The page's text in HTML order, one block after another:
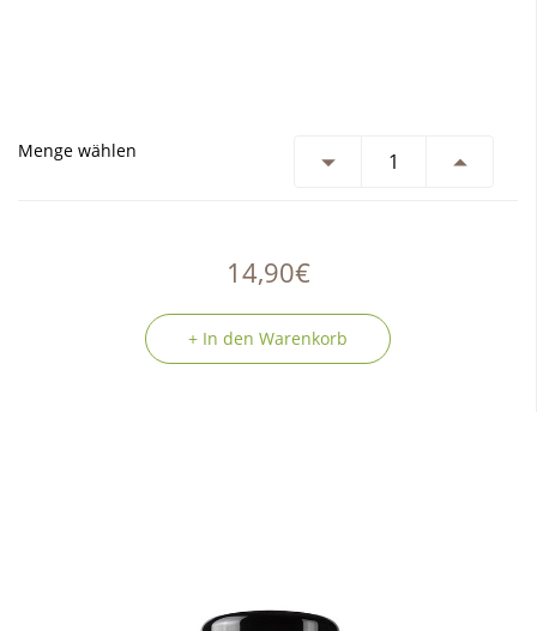
Menge wählen
14,90€
+ In den Warenkorb